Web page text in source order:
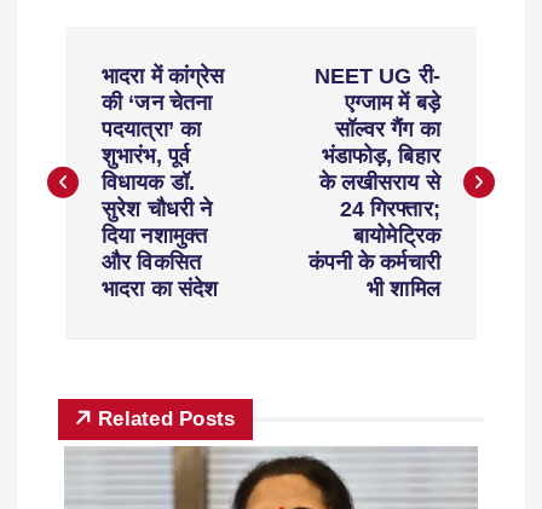
भादरा में कांग्रेस
की ‘जन चेतना
पदयात्रा’ का
शुभारंभ, पूर्व
विधायक डॉ.
सुरेश चौधरी ने
दिया नशामुक्त
और विकसित
भादरा का संदेश
NEET UG री-
एग्जाम में बड़े
सॉल्वर गैंग का
भंडाफोड़, बिहार
के लखीसराय से
24 गिरफ्तार;
बायोमेट्रिक
कंपनी के कर्मचारी
भी शामिल
Related Posts